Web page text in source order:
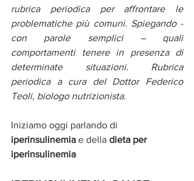
rubrica periodica per affrontare le
problematiche più comuni. Spiegando -
con parole semplici – quali
comportamenti tenere in presenza di
determinate situazioni. Rubrica
periodica a cura del Dottor Federico
Teoli, biologo nutrizionista.
Iniziamo oggi parlando di
iperinsulinemia e della dieta per
iperinsulinemia